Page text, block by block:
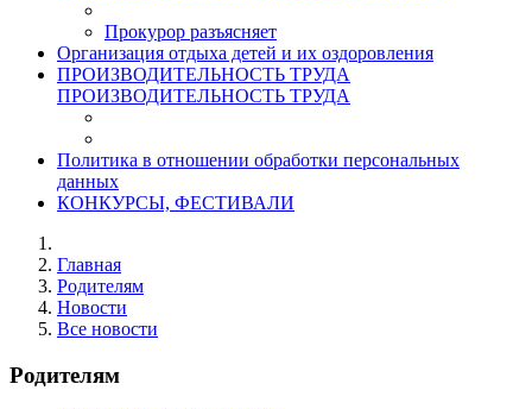
Прокурор разъясняет
Организация отдыха детей и их оздоровления
ПРОИЗВОДИТЕЛЬНОСТЬ ТРУДА
ПРОИЗВОДИТЕЛЬНОСТЬ ТРУДА
Политика в отношении обработки персональных
данных
КОНКУРСЫ, ФЕСТИВАЛИ
Главная
Родителям
Новости
Все новости
Родителям